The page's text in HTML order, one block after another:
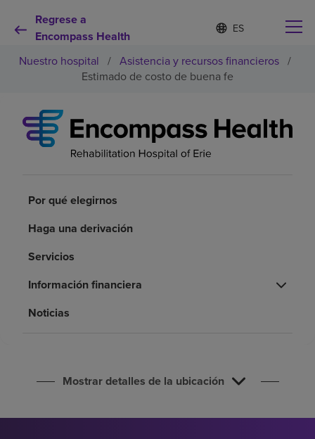
Regrese a
Encompass Health
Lista
de
idiomas
contraída
d
o
m
e
Por qué debe elegirnos
Servicios de rehabilitación
Pacientes y cuidadores
Acerca de nosotros
Nuestro hospital / Asistencia y recursos financieros /
Estimado de costo de buena fe
Por qué elegirnos
Haga una derivación
Servicios
Información financiera
Noticias
Mostrar detalles de la ubicación